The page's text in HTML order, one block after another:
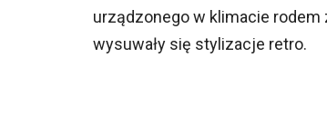
urządzonego w klimacie
wysuwały się stylizacje retro.